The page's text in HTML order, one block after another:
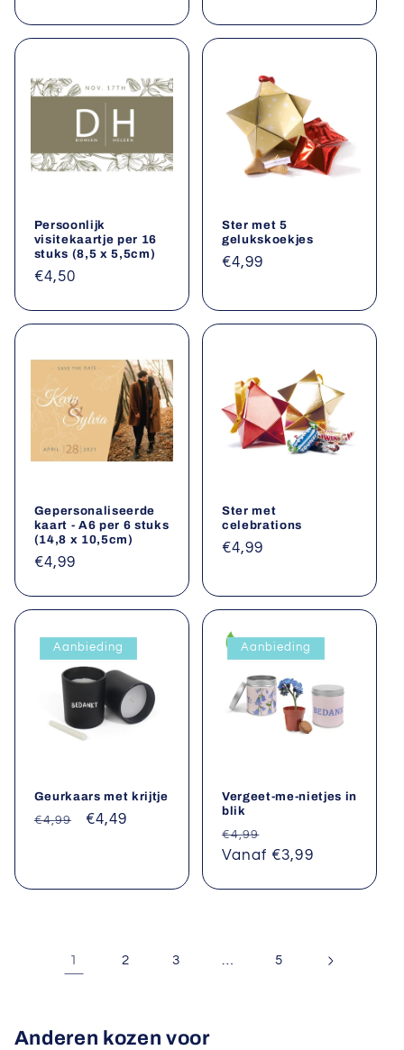
Persoonlijk
visitekaartje per 16
stuks (8,5 x 5,5cm)
Normale
€4,50
Ster met 5
gelukskoekjes
Normale
€4,99
Gepersonaliseerde
kaart - A6 per 6 stuks
(14,8 x 10,5cm)
Normale
€4,99
Ster met
celebrations
Normale
€4,99
Aanbieding
Geurkaars met krijtje
Normale
€4,99 Aanbiedingsprijs
€4,49
Aanbieding
Vergeet-me-nietjes in
blik
Normale
prijs
€4,99
Vanaf €3,99
1 2 3 5
Anderen kozen voor